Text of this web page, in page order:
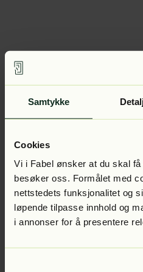
Samtykke
Cookies
Vi i Fabel ønsker at du skal
besøker oss. Formålet med
nettstedets funksjonalitet og
løpende tilpasse innhold og
i annonser for å presentere